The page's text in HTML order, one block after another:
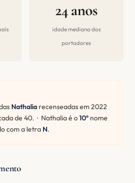
24 anos
idade mediana dos
portadores
Nathalia recenseadas em 2022
de 40. · Nathalia é o10º nome
com a letra N.